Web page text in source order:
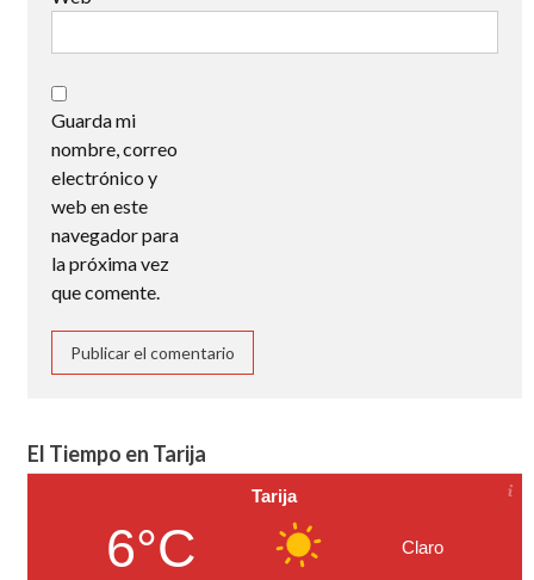
Guarda mi
nombre, correo
electrónico y
web en este
navegador para
la próxima vez
que comente.
El Tiempo en Tarija
Tarija
6°C Claro